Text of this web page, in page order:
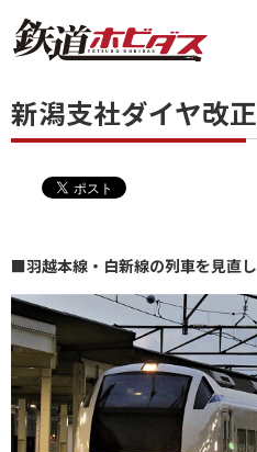
新潟支社ダイヤ改正
■羽越本線・白新線の列車を見直し